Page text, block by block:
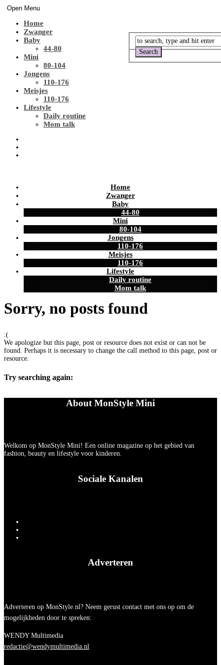
Open Menu
Home
Zwanger
Baby
44-80
Mini
80-104
Jongens
110-176
Meisjes
110-176
Lifestyle
Daily routine
Mom talk
Home
Zwanger
Baby
44-80
Mini
80-104
Jongens
110-176
Meisjes
110-176
Lifestyle
Daily routine
Mom talk
Sorry, no posts found
:(
We apologize but this page, post or resource does not exist or can not be
found. Perhaps it is necessary to change the call method to this page, post or
resource.
Try searching again:
About MonStyle Mini
Welkom op MonStyle Mini! Een online magazine op het gebied van
fashion, beauty en lifestyle voor kinderen.
Sociale Kanalen
Adverteren
Adverteren op MonStyle.nl? Neem gerust contact met ons op om de
mogelijkheden door te spreken:
WENDY Multimedia
redactie@wendymultimedia.nl